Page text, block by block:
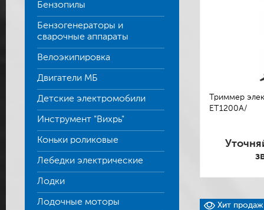
Бензопилы
Бензогенераторы и
сварочные аппараты
Велоэкипировка
Двигатели МБ
Детские электромобили
Инструмент "Вихрь"
Коньки роликовые
Лебедки электрические
Лодки
Лодочные моторы
Триммер
ЕТ1200А/
Хит продаж